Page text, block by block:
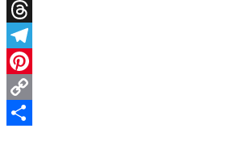
X
Threads
Telegram
Pinterest
Copy